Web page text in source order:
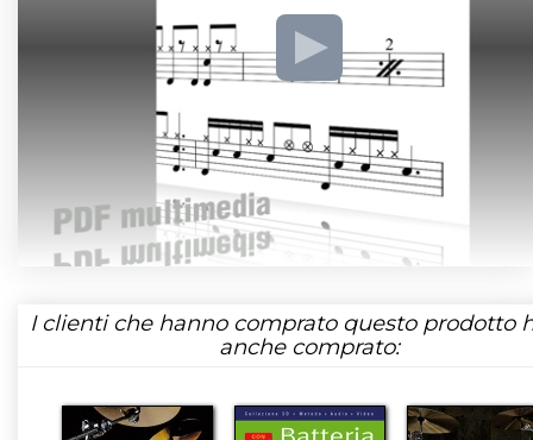
I clienti che hanno comprato questo prodotto
anche comprato: